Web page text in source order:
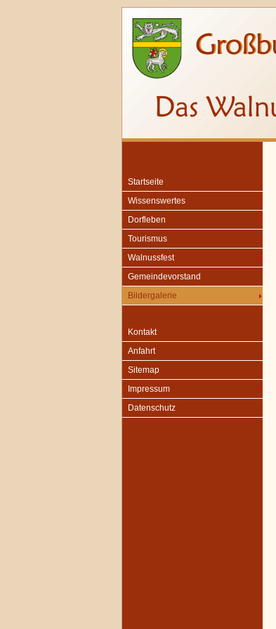
Startseite
Wissenswertes
Dorfleben
Tourismus
Walnussfest
Gemeindevorstand
Bildergalerie
Kontakt
Anfahrt
Sitemap
Impressum
Datenschutz